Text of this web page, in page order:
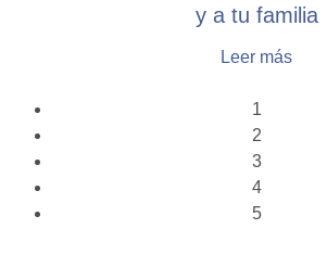
y a tu familia
Leer más
1
2
3
4
5